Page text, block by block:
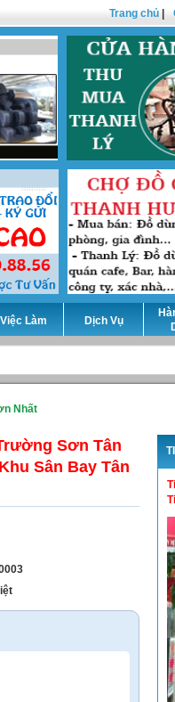
Trang chủ
Việc Làm Dịch Vụ
Nhất
Sơn Tân
Sân Bay Tân